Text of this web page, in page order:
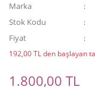
Marka
Stok Kodu
Fiyat
192,00 TL den başlayan
1.800,00 TL